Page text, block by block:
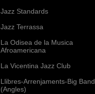
Jazz Standards
Jazz Terrassa
La Odisea de la Musica
Afroamericana
La Vicentina Jazz Club
Llibres-Arrenjaments-Big Band
(Angles)